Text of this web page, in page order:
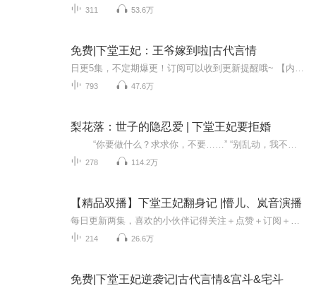
311 53.6万
免费|下堂王妃：王爷嫁到啦|古代言情
793 47.6万
梨花落：世子的隐忍爱 | 下堂王妃要拒婚
278 114.2万
【精品双播】下堂王妃翻身记 |懵儿、岚音演播
214 26.6万
免费|下堂王妃逆袭记|古代言情&宫斗&宅斗